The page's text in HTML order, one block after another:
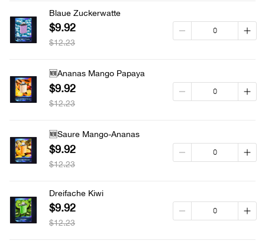
Blaue Zuckerwatte
$9.92
$12.23
🆕Ananas Mango Papaya
$9.92
$12.23
🆕Saure Mango-Ananas
$9.92
$12.23
Dreifache Kiwi
$9.92
$12.23